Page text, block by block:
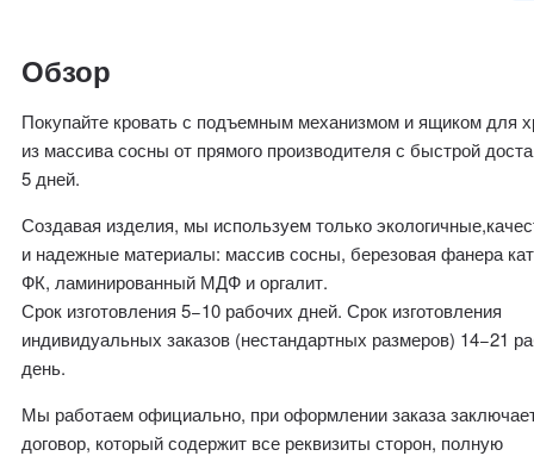
Обзор
Покупайте кровать с подъемным механизмом и ящиком для
из массива сосны от прямого производителя с быстрой
5 дней.
Создавая изделия, мы используем только
и надежные материалы: массив сосны, березовая фанера
ФК, ламинированный МДФ и оргалит.
Срок изготовления 5−10 рабочих дней. Срок изготовления
индивидуальных заказов (нестандартных размеров) 14−21
день.
Мы работаем официально, при оформлении заказа
договор, который содержит все реквизиты сторон, полную